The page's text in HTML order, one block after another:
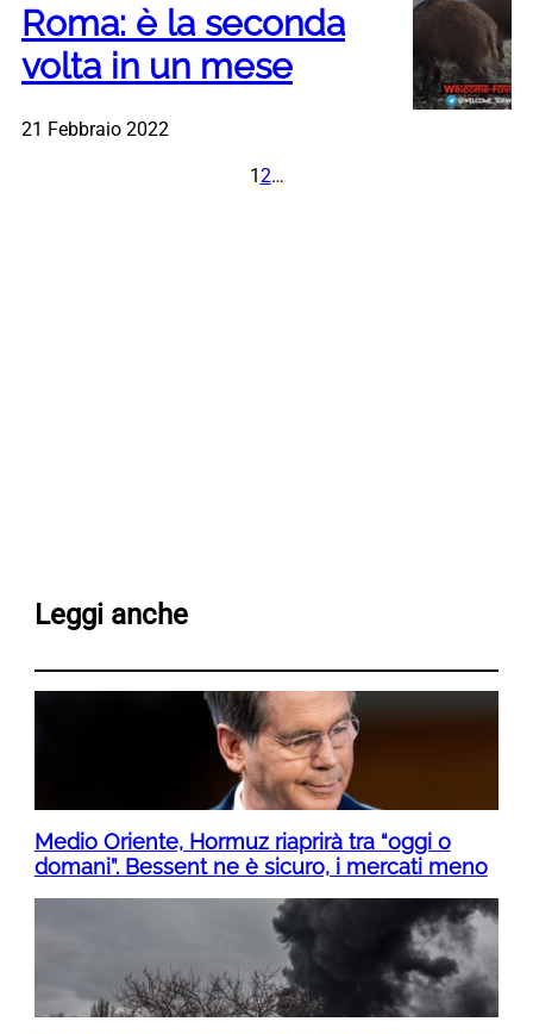
Roma: è la seconda
volta in un mese
21 Febbraio 2022
1 2…
Leggi anche
Medio Oriente, Hormuz riaprirà tra “oggi o
domani”. Bessent ne è sicuro, i mercati meno